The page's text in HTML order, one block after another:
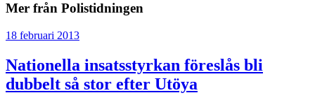
Mer från Polistidningen
18 februari 2013
Nationella insatsstyrkan föreslås bli
dubbelt så stor efter Utöya